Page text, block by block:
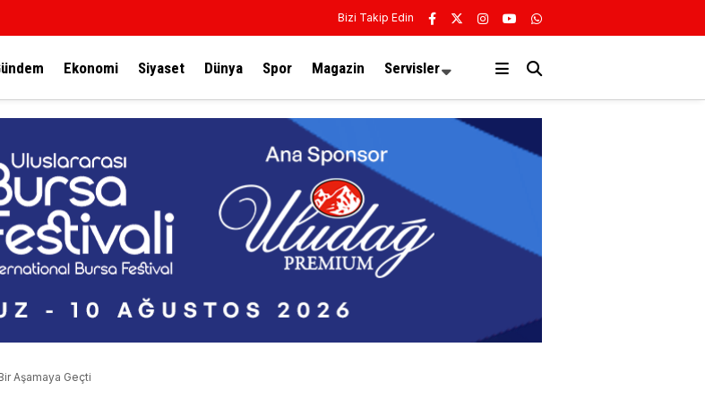
Bizi Takip Edin
Ekonomi Siyaset Dünya Spor Magazin Servisler
Aşamaya Geçti